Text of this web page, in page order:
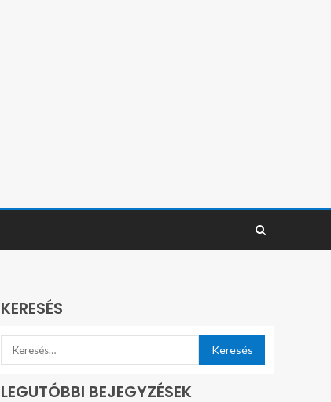
KERESÉS
LEGUTÓBBI BEJEGYZÉSEK